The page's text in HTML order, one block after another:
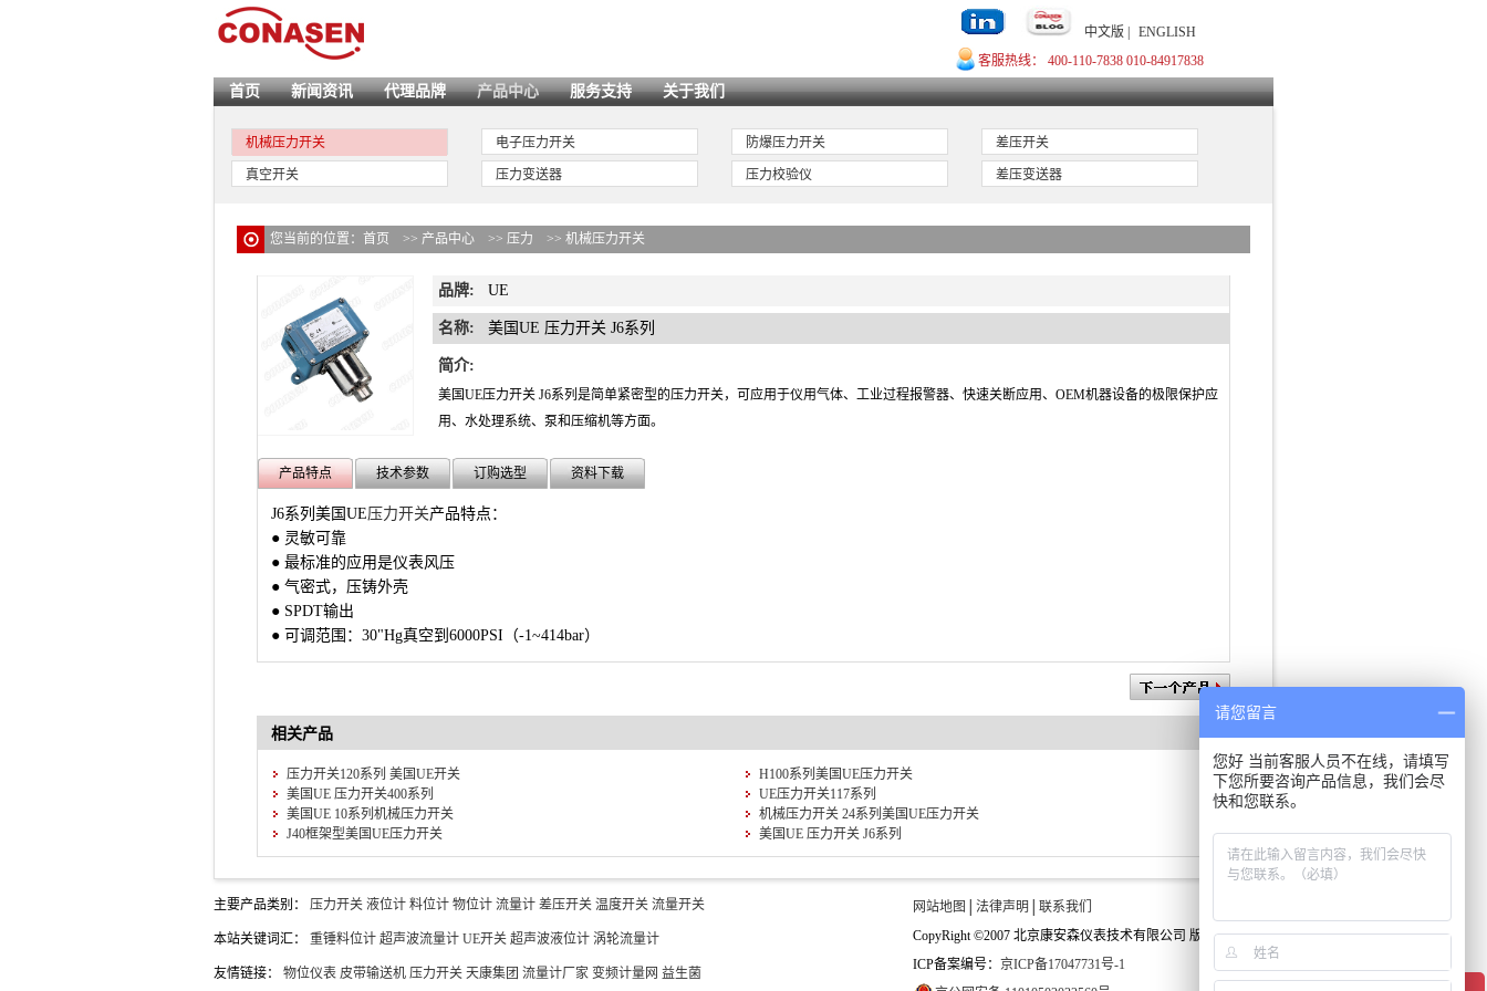
中文版 |
ENGLISH
客服热线： 400-110-7838 010-84917838
首页 新闻资讯 代理品牌 产品中心 服务支持 关于我们
机械压力开关 电子压力开关 防爆压力开关 差压开关
真空开关 压力变送器 压力校验仪 差压变送器
您当前的位置： 首页 >> 产品中心 >> 压力 >> 机械压力开关
品牌: UE
名称: 美国UE 压力开关 J6系列
简介:
美国UE压力开关 J6系列是简单紧密型的压力开关，可应用于仪用气体、工业过程报警器、快速关断应用、OEM机器设备的极限保护应
用、水处理系统、泵和压缩机等方面。
产品特点 技术参数 订购选型 资料下载
J6系列美国UE压力开关产品特点：
● 灵敏可靠
● 最标准的应用是仪表风压
● 气密式，压铸外壳
● SPDT输出
● 可调范围：30"Hg真空到6000PSI（-1~414bar）
相关产品
压力开关120系列 美国UE开关
H100系列美国UE压力开关
美国UE 压力开关400系列
UE压力开关117系列
美国UE 10系列机械压力开关
机械压力开关 24系列美国UE压力开关
J40框架型美国UE压力开关
美国UE 压力开关 J6系列
主要产品类别： 压力开关 液位计 料位计 物位计 流量计 差压开关 温度开关 流量开关
本站关键词汇： 重锤料位计 超声波流量计 UE开关 超声波液位计 涡轮流量计
友情链接： 物位仪表 皮带输送机 压力开关 天康集团 流量计厂家 变频计量网 益生菌
网站地图 │法律声明 │联系我们
CopyRight ©2007 北京康安森仪表技术有限公司 版权所有
ICP备案编号：京ICP备17047731号-1
请您留言
您好 当前客服人员不在线，请填写
下您所要咨询产品信息，我们会尽
快和您联系。